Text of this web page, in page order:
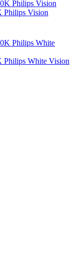
Philips Vision
Philips White Vision